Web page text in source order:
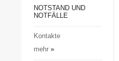
Notstand
NOTSTAND UND
NOTFÄLLE
Kontakte
mehr»